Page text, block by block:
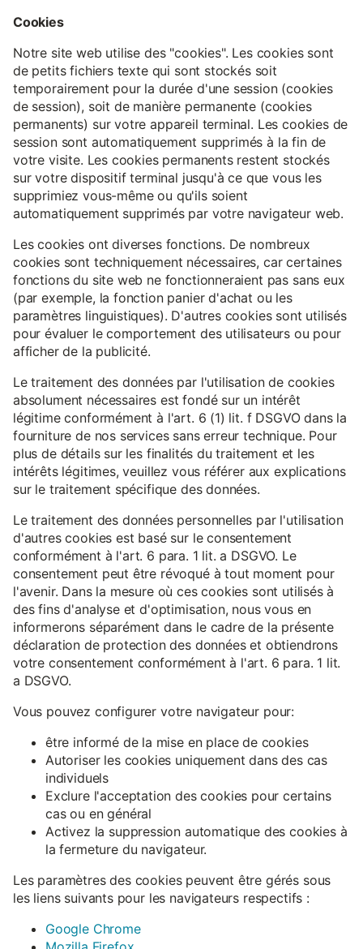
Cookies
Notre site web utilise des "cookies". Les cookies sont
de petits fichiers texte qui sont stockés soit
temporairement pour la durée d'une session (cookies
de session), soit de manière permanente (cookies
permanents) sur votre appareil terminal. Les cookies de
session sont automatiquement supprimés à la fin de
votre visite. Les cookies permanents restent stockés
sur votre dispositif terminal jusqu'à ce que vous les
supprimiez vous-même ou qu'ils soient
automatiquement supprimés par votre navigateur web.
Les cookies ont diverses fonctions. De nombreux
cookies sont techniquement nécessaires, car certaines
fonctions du site web ne fonctionneraient pas sans eux
(par exemple, la fonction panier d'achat ou les
paramètres linguistiques). D'autres cookies sont utilisés
pour évaluer le comportement des utilisateurs ou pour
afficher de la publicité.
Le traitement des données par l'utilisation de cookies
absolument nécessaires est fondé sur un intérêt
légitime conformément à l'art. 6 (1) lit. f DSGVO dans la
fourniture de nos services sans erreur technique. Pour
plus de détails sur les finalités du traitement et les
intérêts légitimes, veuillez vous référer aux explications
sur le traitement spécifique des données.
Le traitement des données personnelles par l'utilisation
d'autres cookies est basé sur le consentement
conformément à l'art. 6 para. 1 lit. a DSGVO. Le
consentement peut être révoqué à tout moment pour
l'avenir. Dans la mesure où ces cookies sont utilisés à
des fins d'analyse et d'optimisation, nous vous en
informerons séparément dans le cadre de la présente
déclaration de protection des données et obtiendrons
votre consentement conformément à l'art. 6 para. 1 lit.
a DSGVO.
Vous pouvez configurer votre navigateur pour:
être informé de la mise en place de cookies
Autoriser les cookies uniquement dans des cas
individuels
Exclure l'acceptation des cookies pour certains
cas ou en général
Activez la suppression automatique des cookies à
la fermeture du navigateur.
Les paramètres des cookies peuvent être gérés sous
les liens suivants pour les navigateurs respectifs :
Google Chrome